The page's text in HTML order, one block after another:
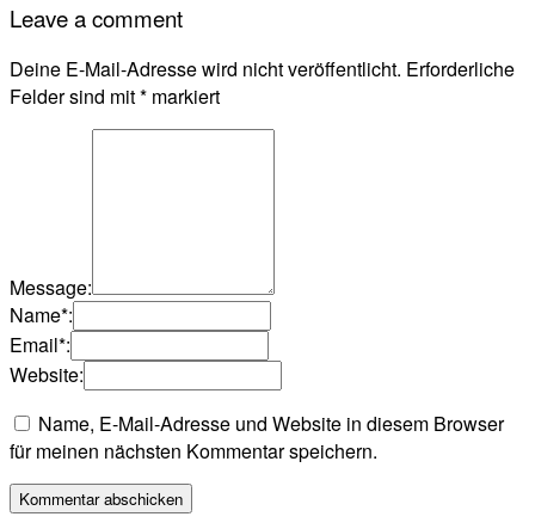
Leave a comment
Deine E-Mail-Adresse wird nicht veröffentlicht. Erforderliche
Felder sind mit* markiert
Message:
Name*:
Email*:
Website:
Name, E-Mail-Adresse und Website in diesem Browser
für meinen nächsten Kommentar speichern.